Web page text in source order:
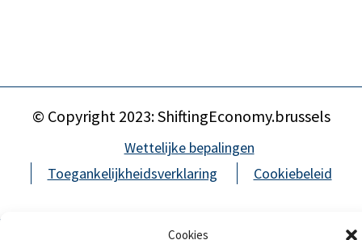
Cookies
© Copyright 2023: ShiftingEconomy.brussels
Wettelijke bepalingen
Toegankelijkheidsverklaring
Cookiebeleid